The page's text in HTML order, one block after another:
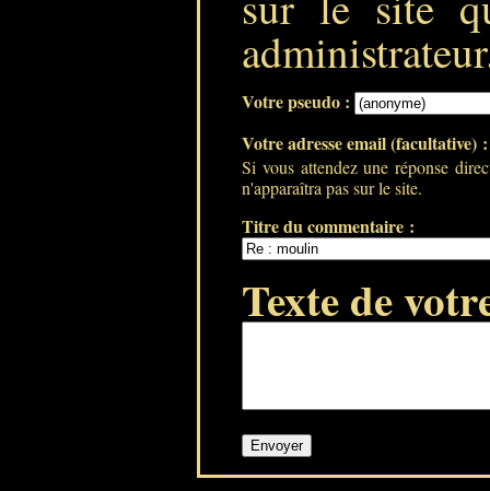
Votre pseudo :
Votre adresse email (facultative)
Si vous attendez une réponse
n'apparaîtra pas sur le site.
Titre du commentaire :
Texte de